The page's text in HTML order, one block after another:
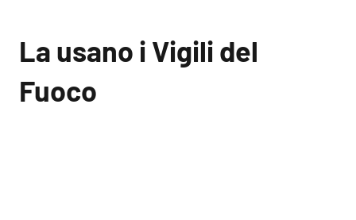
La usano i Vigili del
Fuoco